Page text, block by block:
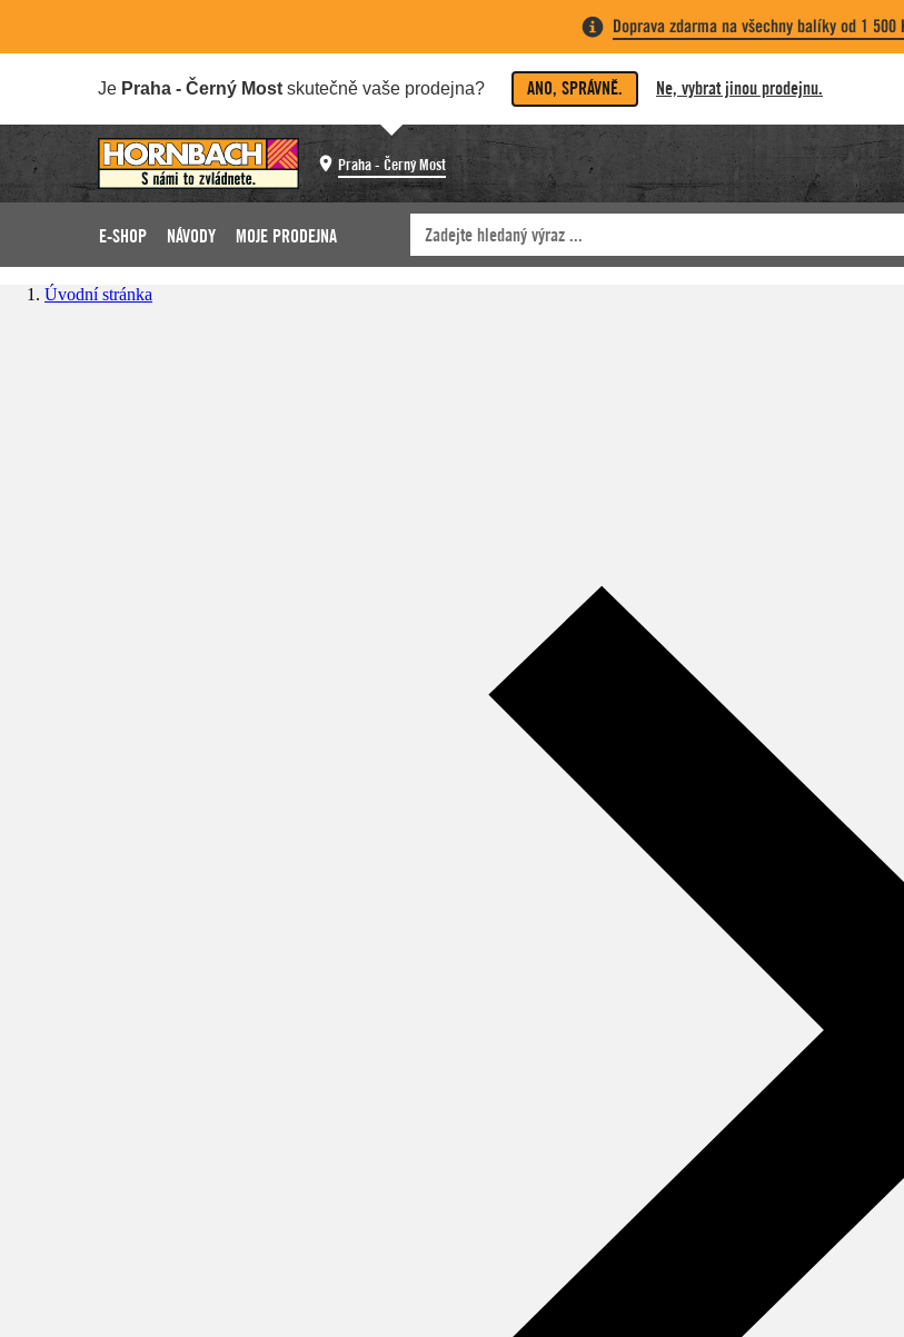
Doprava zdarma na všechny balíky od 1 500
Je Praha - Černý Most skutečně vaše prodejna? ANO, SPRÁVNĚ. Ne, vybrat jinou prodejnu.
Praha - Černý Most
E-SHOP NÁVODY MOJE PRODEJNA
Úvodní stránka